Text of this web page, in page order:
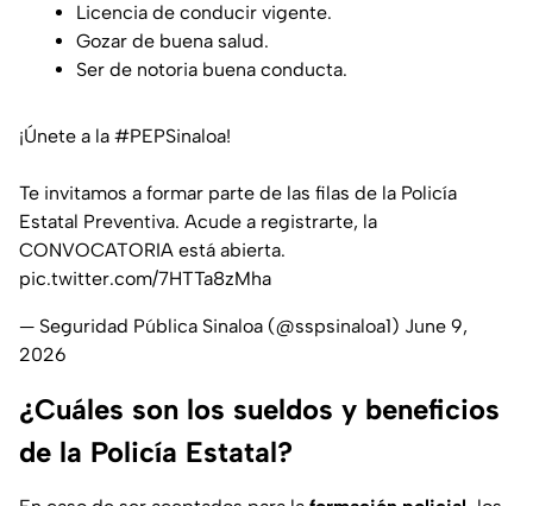
Licencia de conducir vigente.
Gozar de buena salud.
Ser de notoria buena conducta.
¡Únete a la #PEPSinaloa!
Te invitamos a formar parte de las filas de la Policía
Estatal Preventiva. Acude a registrarte, la
CONVOCATORIA está abierta.
pic.twitter.com/7HTTa8zMha
— Seguridad Pública Sinaloa (@sspsinaloa1) June 9,
2026
¿Cuáles son los sueldos y beneficios
de la Policía Estatal?